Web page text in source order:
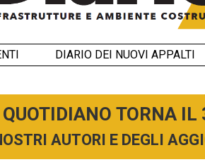
DIARIO DEI NUOVI APPALTI
TORNA
AUTORI E DEGLI